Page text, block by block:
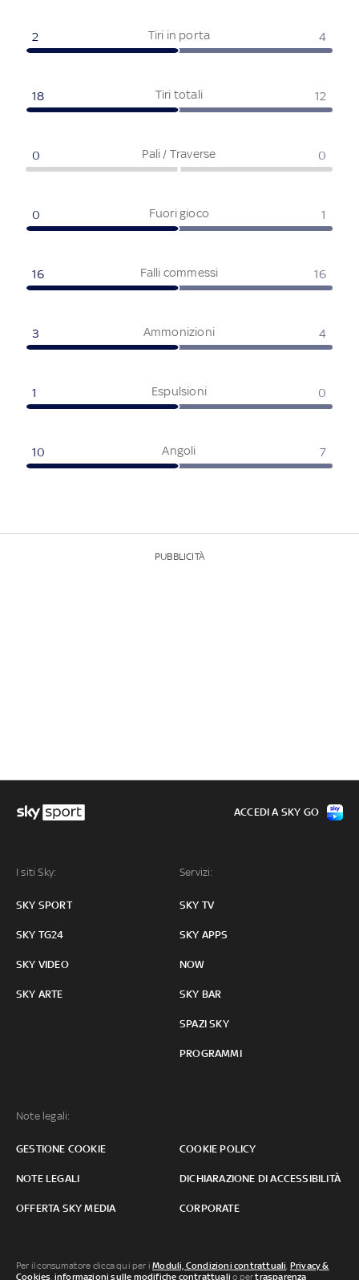
Tiri in porta
2 4
Tiri totali
18 12
Pali / Traverse
0 0
Fuori gioco
0 1
Falli commessi
16 16
Ammonizioni
3 4
Espulsioni
1 0
Angoli
10 7
PUBBLICITÀ
I siti Sky:
SKY SPORT
SKY TG24
SKY VIDEO
SKY ARTE
Servizi:
SKY TV
SKY APPS
NOW
SKY BAR
SPAZI SKY
PROGRAMMI
Note legali:
GESTIONE COOKIE COOKIE POLICY
NOTE LEGALI DICHIARAZIONE DI ACCESSIBILITÀ
OFFERTA SKY MEDIA CORPORATE
ACCEDI A SKY GO
Per il consumatore clicca qui per iModuli, Condizioni contrattuali, Privacy &
Cookies, informazioni sulle modifiche contrattuali o pertrasparenza